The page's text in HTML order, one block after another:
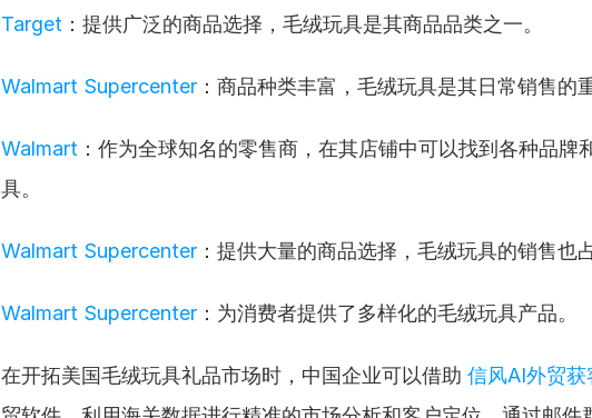
Target ：提供广泛的商品选择，毛绒玩具是其商品品类之一。
Walmart Supercenter ：商品种类丰富，毛绒玩具是其日常销售的
Walmart ：作为全球知名的零售商，在其店铺中可以找到各种品牌
具。
Walmart Supercenter ：提供大量的商品选择，毛绒玩具的销售也
Walmart Supercenter ：为消费者提供了多样化的毛绒玩具产品。
在开拓美国毛绒玩具礼品市场时，中国企业可以借助 信风AI外贸